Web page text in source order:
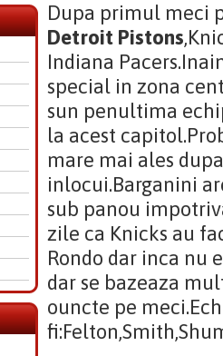
Dupa primul meci
Detroit Pistons
Indiana
special in zona
sun penultima
la acest
mare mai ales
inlocui.Barganini
sub panou
zile ca Knicks au
Rondo dar inca nu
dar se bazeaza
ouncte pe